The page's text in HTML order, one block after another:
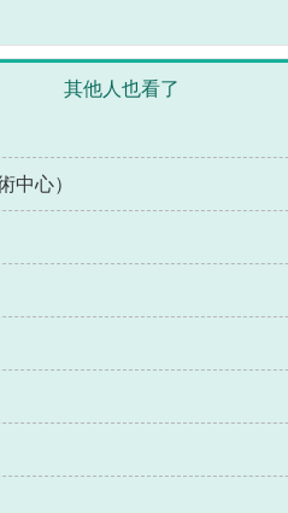
其他人也看了
中心）